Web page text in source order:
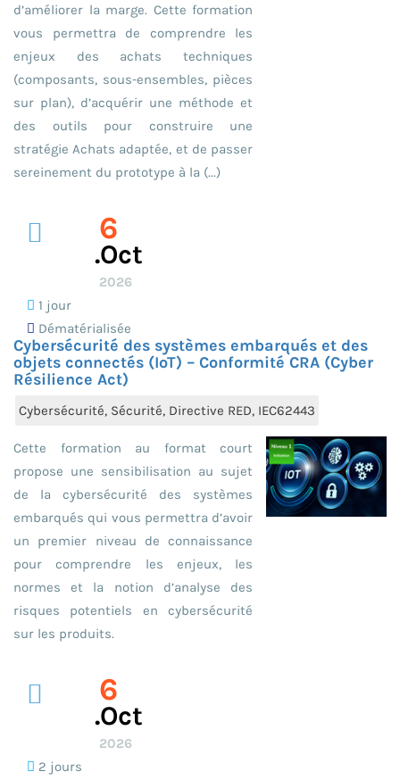
d’améliorer la marge. Cette formation
vous permettra de comprendre les
enjeux des achats techniques
(composants, sous-ensembles, pièces
sur plan), d’acquérir une méthode et
des outils pour construire une
stratégie Achats adaptée, et de passer
sereinement du prototype à la (...)
6
.oct
2026
1 jour
Dématérialisée
Cybersécurité des systèmes embarqués et des
objets connectés (IoT) – Conformité CRA (Cyber
Résilience Act)
Cybersécurité, Sécurité, Directive RED, IEC62443
Cette formation au format court
propose une sensibilisation au sujet
de la cybersécurité des systèmes
embarqués qui vous permettra d’avoir
un premier niveau de connaissance
pour comprendre les enjeux, les
normes et la notion d’analyse des
risques potentiels en cybersécurité
sur les produits.
6
.oct
2026
2 jours